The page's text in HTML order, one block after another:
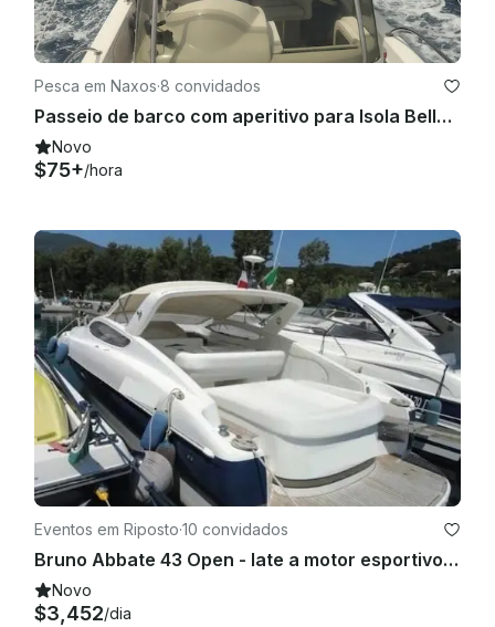
Pesca em Naxos·8 convidados
Passeio de barco com aperitivo para Isola Bella e Sant'Alessio
Novo
$75+/hora
Eventos em Riposto·10 convidados
Bruno Abbate 43 Open - Iate a motor esportivo em Riposto, Sicília
Novo
$3,452/dia